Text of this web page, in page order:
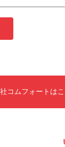
コムフォートはこ